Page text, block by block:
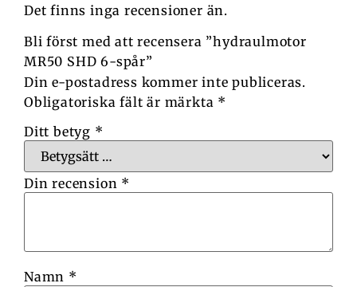
Det finns inga recensioner än.
Bli först med att recensera ”hydraulmotor
MR50 SHD 6-spår”
Din e-postadress kommer inte publiceras.
Obligatoriska fält är märkta *
Ditt betyg *
Din recension *
Namn *